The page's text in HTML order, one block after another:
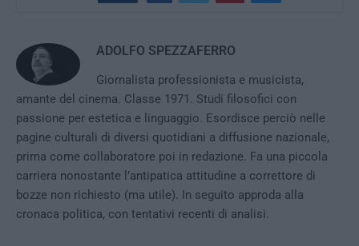
ADOLFO SPEZZAFERRO
Giornalista professionista e musicista,
amante del cinema. Classe 1971. Studi filosofici con
passione per estetica e linguaggio. Esordisce perciò nelle
pagine culturali di diversi quotidiani a diffusione nazionale,
prima come collaboratore poi in redazione. Fa una piccola
carriera nonostante l’antipatica attitudine a correttore di
bozze non richiesto (ma utile). In seguito approda alla
cronaca politica, con tentativi recenti di analisi.